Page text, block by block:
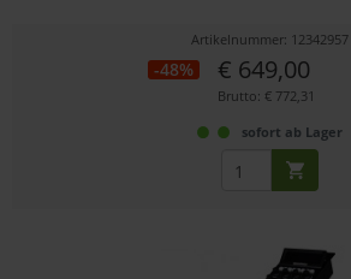
Artikelnummer: 12342957
-48% € 649,00
Brutto: € 772,31
sofort ab Lager